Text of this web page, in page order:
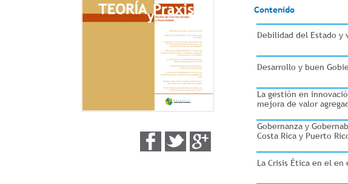
Contenido
Debilidad del Estado y
Desarrollo y buen
La gestión en
mejora de valor
Gobernanza y
Costa Rica y Puerto
La Crisis Ética en el en